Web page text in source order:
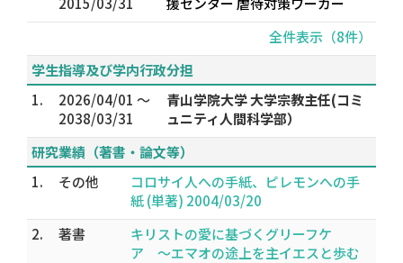
全件表示（8件）
学生指導及び学内行政分担
1.
2026/04/01 ～
2038/03/31
青山学院大学 大学宗教主任(コミ
ュニティ人間科学部）
研究業績（著書・論文等）
1.
その他
コロサイ人への手紙、ピレモンへの手
紙 (単著) 2004/03/20
2.
著書
キリストの愛に基づくグリーフケ
ア 〜エマオの途上を主イエスと歩む